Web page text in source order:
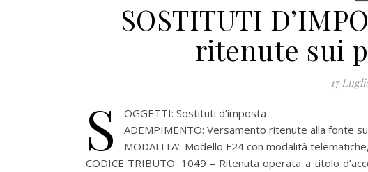
SOSTITUTI
ritenute sui
17
S
OGGETTI: Sostituti d’imposta
ADEMPIMENTO: Versamento ritenute alla fonte
MODALITA’: Modello F24 con modalità
CODICE TRIBUTO: 1049 – Ritenuta operata a titolo